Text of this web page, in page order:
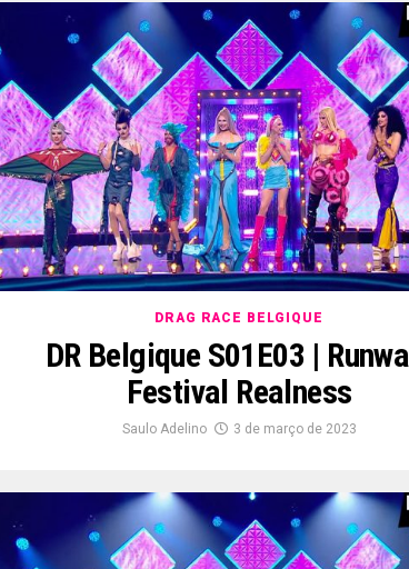
DRAG RACE BELGIQUE
DR Belgique S01E03 |
Festival Realness
Saulo Adelino 3 de março de 2023